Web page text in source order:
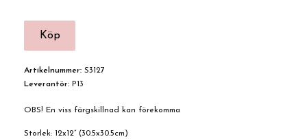
Artikelnummer: S3127
Leverantör: P13
OBS! En viss färgskillnad kan förekomma
Storlek: 12x12” (30.5x30.5cm)